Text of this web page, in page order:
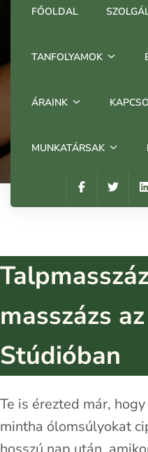
FŐOLDAL
TANFOLYAMOK
ÁRAINK
MUNKATÁRSAK
masszázs
Stúdióban
Te is érezted már,
mintha ólomsúlyokat